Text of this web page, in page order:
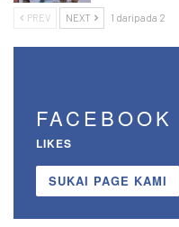
PREV NEXT 1 daripada 2
FACEBOOK
LIKES
SUKAI PAGE KAMI